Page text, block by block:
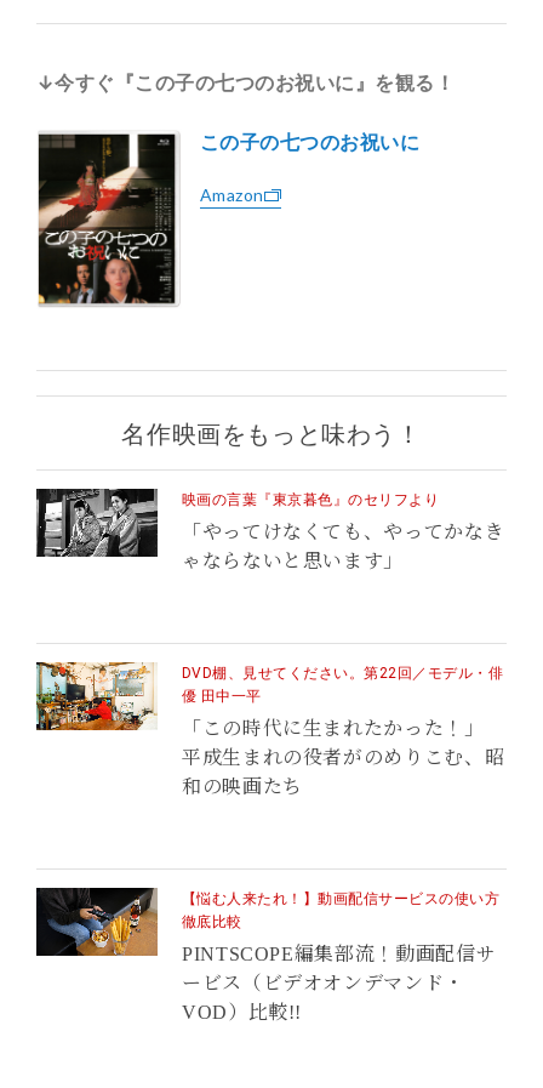
↓今すぐ『この子の七つのお祝いに』を観る！
この子の七つのお祝いに
Amazon
名作映画をもっと味わう！
映画の言葉『東京暮色』のセリフより
「やってけなくても、やってかなき
ゃならないと思います」
DVD棚、見せてください。第22回／モデル・俳
優 田中一平
「この時代に生まれたかった！」
平成生まれの役者がのめりこむ、昭
和の映画たち
【悩む人来たれ！】動画配信サービスの使い方
徹底比較
PINTSCOPE編集部流！動画配信サ
ービス（ビデオオンデマンド・
VOD）比較!!